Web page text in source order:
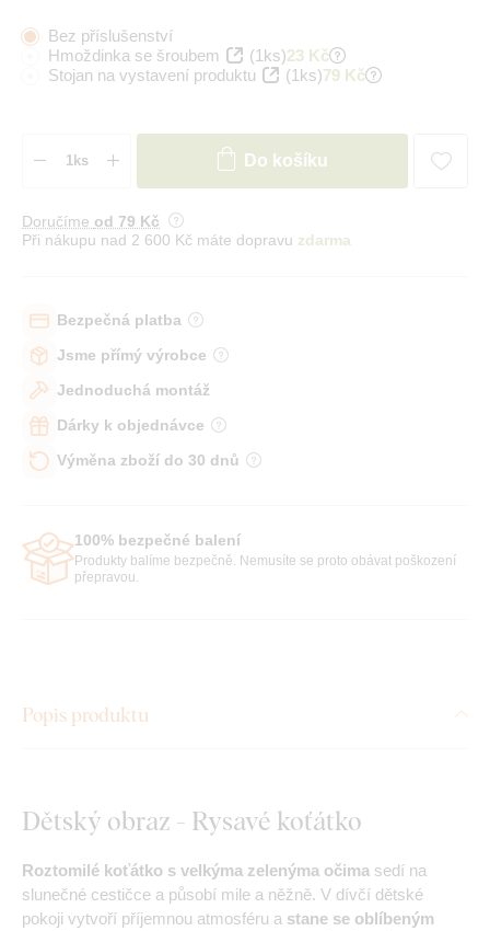
Bez příslušenství
Hmoždinka se šroubem
(1ks)23 Kč
Stojan na vystavení produktu
(1ks)79 Kč
Do košíku
Doručíme od 79 Kč
Při nákupu nad 2 600 Kč máte dopravu zdarma
Bezpečná platba
Jsme přímý výrobce
Jednoduchá montáž
Dárky k objednávce
Výměna zboží do 30 dnů
100% bezpečné balení
Produkty balíme bezpečně. Nemusíte se proto obávat poškození
přepravou.
Popis produktu
Dětský obraz - Rysavé koťátko
Roztomilé koťátko s velkýma zelenýma očima sedí na
slunečné cestičce a působí mile a něžně. V dívčí dětské
pokoji vytvoří příjemnou atmosféru a stane se oblíbeným